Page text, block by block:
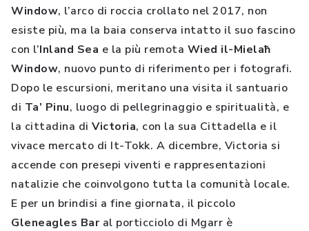
Window, l’arco di roccia crollato nel 2017, non
esiste più, ma la baia conserva intatto il suo fascino
con l’Inland Sea e la più remota Wied il-Mielaħ
Window, nuovo punto di riferimento per i fotografi.
Dopo le escursioni, meritano una visita il santuario
di Ta’ Pinu, luogo di pellegrinaggio e spiritualità, e
la cittadina di Victoria, con la sua Cittadella e il
vivace mercato di It-Tokk. A dicembre, Victoria si
accende con presepi viventi e rappresentazioni
natalizie che coinvolgono tutta la comunità locale.
E per un brindisi a fine giornata, il piccolo
Gleneagles Baral porticciolo di Mgarr è